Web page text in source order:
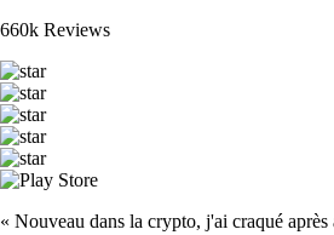
660k Reviews
« Nouveau dans la crypto, j'ai craqué